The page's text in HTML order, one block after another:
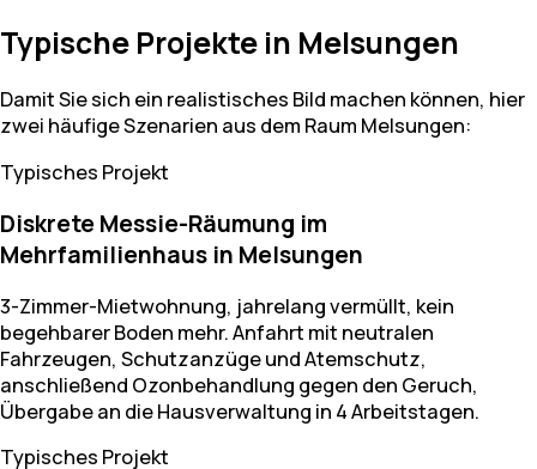
Typische Projekte in Melsungen
Damit Sie sich ein realistisches Bild machen können, hier
zwei häufige Szenarien aus dem Raum Melsungen:
Typisches Projekt
Diskrete Messie-Räumung im
Mehrfamilienhaus in Melsungen
3-Zimmer-Mietwohnung, jahrelang vermüllt, kein
begehbarer Boden mehr. Anfahrt mit neutralen
Fahrzeugen, Schutzanzüge und Atemschutz,
anschließend Ozonbehandlung gegen den Geruch,
Übergabe an die Hausverwaltung in 4 Arbeitstagen.
Typisches Projekt